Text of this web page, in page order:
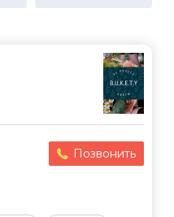
Позвонить